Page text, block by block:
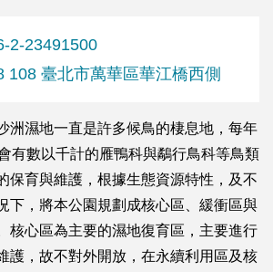
2-23491500
108 臺北市萬華區華江橋西側
洲濕地一直是許多候鳥的棲息地，每年
有數以千計的雁鴨科與鷸行鳥科等鳥類
保育與維護，根據生態資源特性，及不
下，將本公園規劃成核心區、緩衝區與
核心區為主要的濕地復育區，主要進行
護，故不對外開放，在永續利用區及核